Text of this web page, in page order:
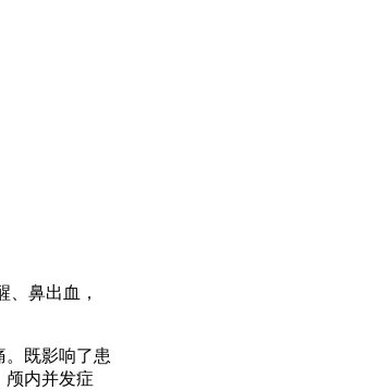
、鼻出血，
既影响了患
颅内并发症